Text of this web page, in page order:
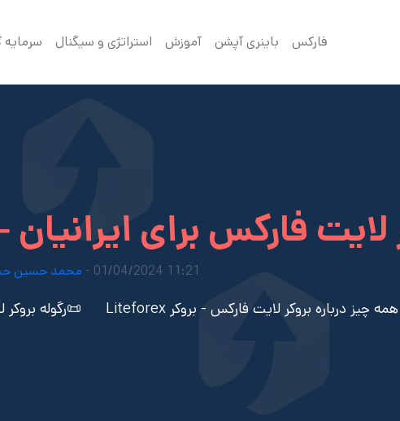
فارکس باینری آپشن آموزش استراتژی و سیگنال سرمایه
لایت فارکس برای
11:21 01/04/2024 - محمد حسین
همه چیز درباره بروکر لایت فارکس - بروکر Liteforex 📜رگوله